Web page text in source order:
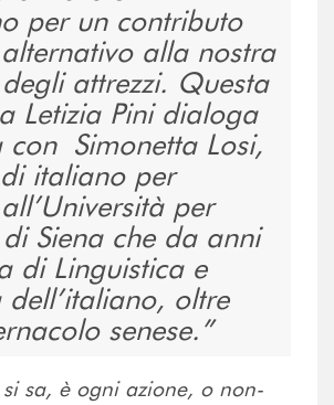
per un contributo
alla nostra
attrezzi. Questa
Letizia Pini dialoga
con Simonetta Losi,
italiano per
per
Siena che da anni
di Linguistica e
oltre
senese.
sa, è ogni azione, o non-